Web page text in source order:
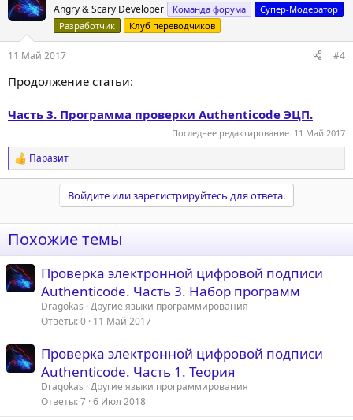
Angry & Scary Developer Команда форума
Супер-Модератор
Разработчик
Клуб переводчиков
11 Май 2017 #4
Продолжение статьи:
Часть 3. Программа проверки Authenticode ЭЦП.
Последнее редактирование: 11 Май 2017
Р
е
и
и
Паразит
Войдите или зарегистрируйтесь для ответа.
Похожие темы
Проверка электронной цифровой подписи
Authenticode. Часть 3. Набор программ
Dragokas Другие языки программирования
Ответы 0 11 Май 2017
Проверка электронной цифровой подписи
Authenticode. Часть 1. Теория
Dragokas Другие языки программирования
Ответы 7 6 Июл 2018